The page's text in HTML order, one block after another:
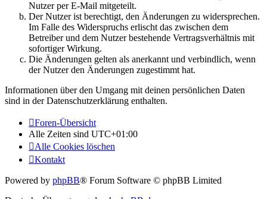
Nutzer per E-Mail mitgeteilt.
Der Nutzer ist berechtigt, den Änderungen zu widersprechen.
Im Falle des Widerspruchs erlischt das zwischen dem
Betreiber und dem Nutzer bestehende Vertragsverhältnis mit
sofortiger Wirkung.
Die Änderungen gelten als anerkannt und verbindlich, wenn
der Nutzer den Änderungen zugestimmt hat.
Informationen über den Umgang mit deinen persönlichen Daten
sind in der Datenschutzerklärung enthalten.
Foren-Übersicht
Alle Zeiten sind UTC+01:00
Alle Cookies löschen
Kontakt
Powered by phpBB® Forum Software © phpBB Limited